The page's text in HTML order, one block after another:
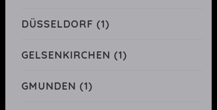
DÜSSELDORF (1)
GELSENKIRCHEN (1)
GMUNDEN (1)